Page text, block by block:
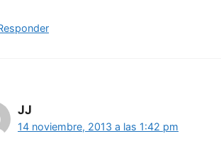
JJ
14 noviembre, 2013 a las 1:42 pm